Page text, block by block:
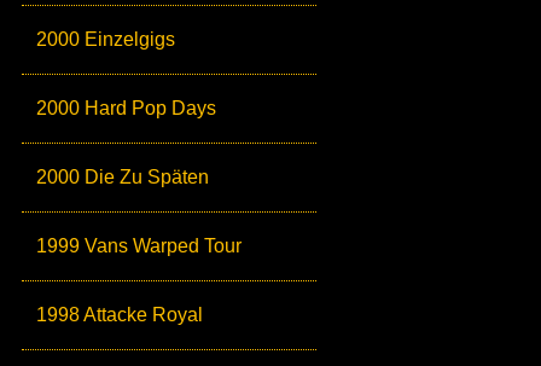
2000 Einzelgigs
2000 Hard Pop Days
2000 Die Zu Späten
1999 Vans Warped Tour
1998 Attacke Royal